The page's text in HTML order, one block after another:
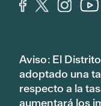
Aviso: El
adoptado una
respecto a la
aumentará los